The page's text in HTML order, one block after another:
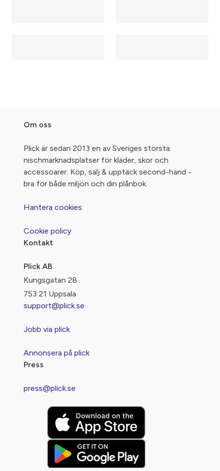
Om oss
Plick är sedan 2013 en av Sveriges största
nischmarknadsplatser för kläder, skor och
accessoarer. Köp, sälj & upptäck second-hand -
bra för både miljön och din plånbok.
Hantera cookies
Cookie policy
Kontakt
Plick AB
Kungsgatan 28
753 21 Uppsala
support@plick.se
Jobb via plick
Annonsera på plick
Press
press@plick.se